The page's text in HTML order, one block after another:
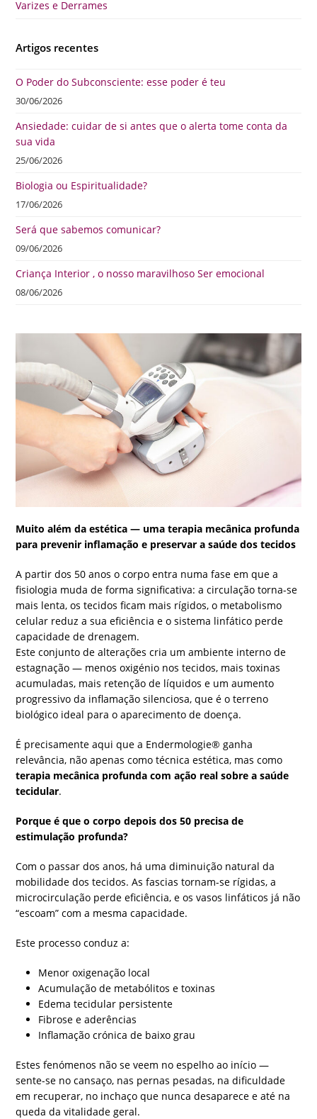
Varizes e Derrames
Artigos recentes
O Poder do Subconsciente: esse poder é teu
30/06/2026
Ansiedade: cuidar de si antes que o alerta tome conta da
sua vida
25/06/2026
Biologia ou Espiritualidade?
17/06/2026
Será que sabemos comunicar?
09/06/2026
Criança Interior , o nosso maravilhoso Ser emocional
08/06/2026
Muito além da estética — uma terapia mecânica profunda
para prevenir inflamação e preservar a saúde dos tecidos
A partir dos 50 anos o corpo entra numa fase em que a
fisiologia muda de forma significativa: a circulação torna-se
mais lenta, os tecidos ficam mais rígidos, o metabolismo
celular reduz a sua eficiência e o sistema linfático perde
capacidade de drenagem.
Este conjunto de alterações cria um ambiente interno de
estagnação — menos oxigénio nos tecidos, mais toxinas
acumuladas, mais retenção de líquidos e um aumento
progressivo da inflamação silenciosa, que é o terreno
biológico ideal para o aparecimento de doença.
É precisamente aqui que a Endermologie® ganha
relevância, não apenas como técnica estética, mas como
terapia mecânica profunda com ação real sobre a saúde
tecidular.
Porque é que o corpo depois dos 50 precisa de
estimulação profunda?
Com o passar dos anos, há uma diminuição natural da
mobilidade dos tecidos. As fascias tornam-se rígidas, a
microcirculação perde eficiência, e os vasos linfáticos já não
“escoam” com a mesma capacidade.
Este processo conduz a:
Menor oxigenação local
Acumulação de metabólitos e toxinas
Edema tecidular persistente
Fibrose e aderências
Inflamação crónica de baixo grau
Estes fenómenos não se veem no espelho ao início —
sente-se no cansaço, nas pernas pesadas, na dificuldade
em recuperar, no inchaço que nunca desaparece e até na
queda da vitalidade geral.